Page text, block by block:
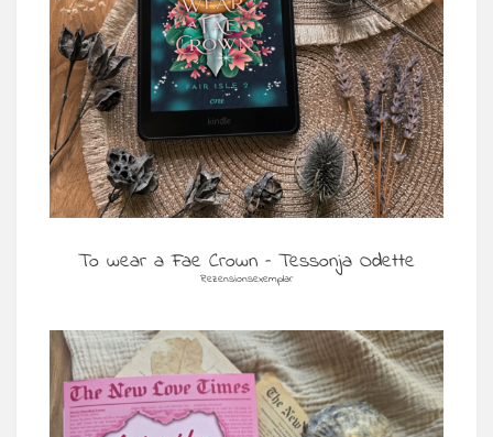
To wear a Fae Crown – Tessonja Odette
Rezensionsexemplar